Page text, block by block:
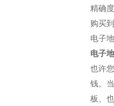
精确
购买
电子
电子
也许
钱。
板、